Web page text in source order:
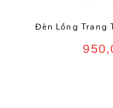
Đèn Lồng Trang